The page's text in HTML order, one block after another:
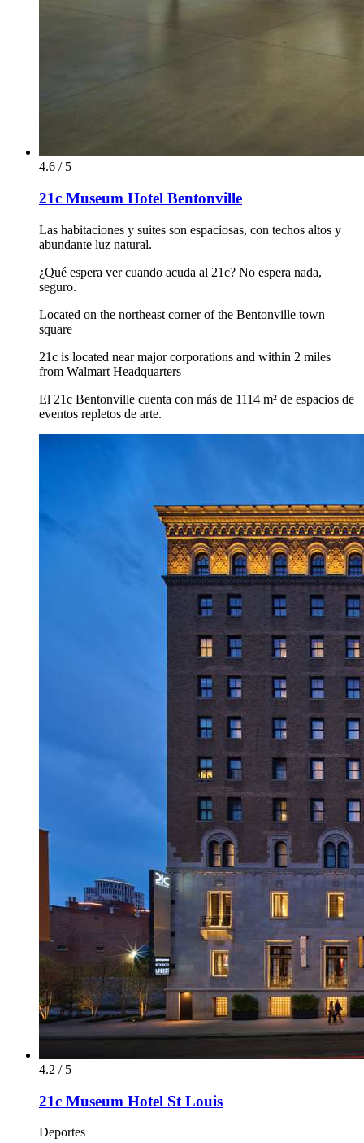
4.6 / 5
21c Museum Hotel Bentonville
Las habitaciones y suites son espaciosas, con techos altos y
abundante luz natural.
¿Qué espera ver cuando acuda al 21c? No espera nada,
seguro.
Located on the northeast corner of the Bentonville town
square
21c is located near major corporations and within 2 miles
from Walmart Headquarters
El 21c Bentonville cuenta con más de 1114 m² de espacios de
eventos repletos de arte.
4.2 / 5
21c Museum Hotel St Louis
Deportes